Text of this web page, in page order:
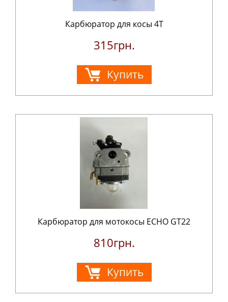
Карбюратор для косы 4T
315грн.
Купить
Карбюратор для мотокосы ECHO GT22
810грн.
Купить